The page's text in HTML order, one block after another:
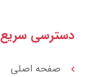
دسترسی سریع
صفحه اصلی